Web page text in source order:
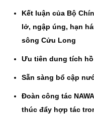
Kết luận của Bộ
lở, ngập úng, hạn
sông Cửu Long
Ưu tiên dung tích
Sẵn sàng bổ cập
Đoàn công tác
thúc đẩy hợp tác